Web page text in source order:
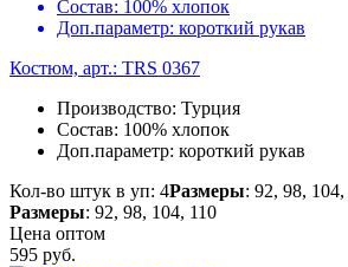
Состав: 100% хлопок
Доп.параметр: короткий рукав
Костюм, арт.: TRS 0367
Производство: Турция
Состав: 100% хлопок
Доп.параметр: короткий рукав
Кол-во штук в уп: 4Размеры: 92, 98, 104,
Размеры: 92, 98, 104, 110
Цена оптом
595 руб.